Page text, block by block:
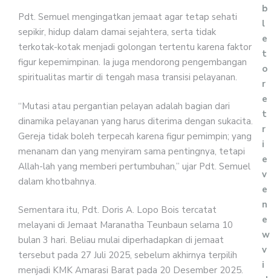
Pdt. Semuel mengingatkan jemaat agar tetap sehati
sepikir, hidup dalam damai sejahtera, serta tidak
terkotak-kotak menjadi golongan tertentu karena faktor
figur kepemimpinan. Ia juga mendorong pengembangan
spiritualitas martir di tengah masa transisi pelayanan.
“Mutasi atau pergantian pelayan adalah bagian dari
dinamika pelayanan yang harus diterima dengan sukacita.
Gereja tidak boleh terpecah karena figur pemimpin; yang
menanam dan yang menyiram sama pentingnya, tetapi
Allah-lah yang memberi pertumbuhan,” ujar Pdt. Semuel
dalam khotbahnya.
Sementara itu, Pdt. Doris A. Lopo Bois tercatat
melayani di Jemaat Maranatha Teunbaun selama 10
bulan 3 hari. Beliau mulai diperhadapkan di jemaat
tersebut pada 27 Juli 2025, sebelum akhirnya terpilih
menjadi KMK Amarasi Barat pada 20 Desember 2025.
b
l
e
t
o
r
e
t
r
i
e
v
e
n
e
w
v
i